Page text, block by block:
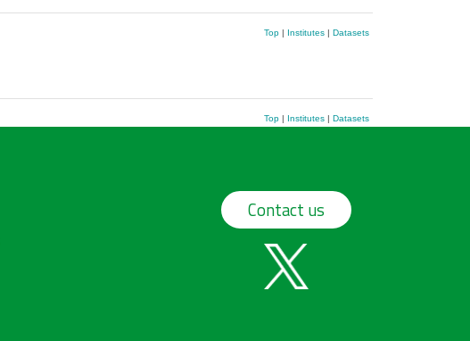
Top| Institutes| Datasets
Top| Institutes| Datasets
Contact us